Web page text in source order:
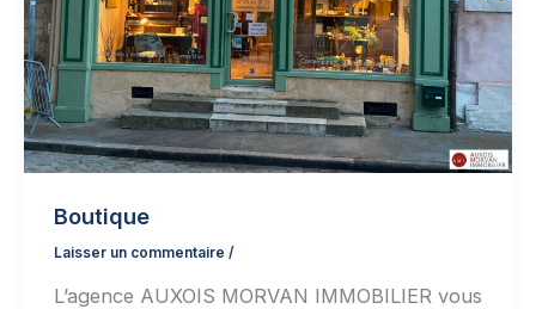
Boutique
Laisser un commentaire /
L’agence AUXOIS MORVAN IMMOBILIER vous